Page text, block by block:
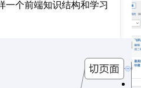
一个前端知识结构和学习